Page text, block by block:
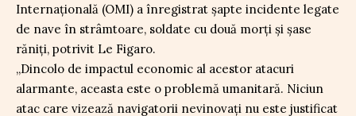
Internațională (OMI) a înregistrat șapte incidente legate
de nave în strâmtoare, soldate cu două morți și șase
răniți, potrivit Le Figaro.
„Dincolo de impactul economic al acestor atacuri
alarmante, aceasta este o problemă umanitară. Niciun
atac care vizează navigatorii nevinovați nu este justificat